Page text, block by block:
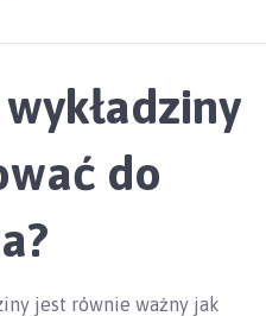
do
jest równie ważny jak